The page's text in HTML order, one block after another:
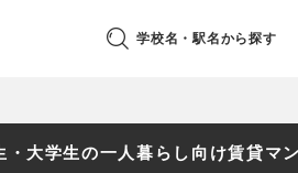
学校名・駅名から探す
大学生の一人暮らし向け賃貸マ